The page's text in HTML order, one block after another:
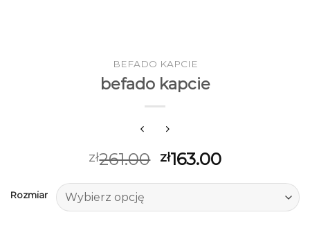
BEFADO KAPCIE
befado kapcie
zł261.00 zł163.00
Rozmiar